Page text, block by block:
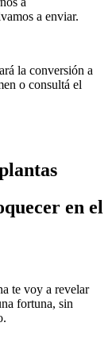
a enviar.
la conversión a
o consultá el
en el
te voy a revelar
fortuna, sin